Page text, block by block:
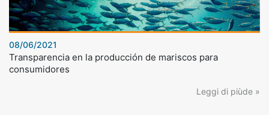
08/06/2021
Transparencia en la producción de mariscos para
consumidores
Leggi di piùde »